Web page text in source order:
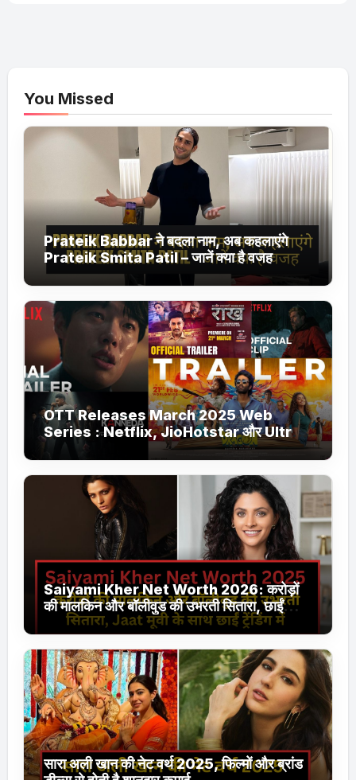
You Missed
Prateik Babbar ने बदला नाम, अब कहलाएंगे
Prateik Smita Patil – जानें क्या है वजह
OTT Releases March 2025 Web
Series : Netflix, JioHotstar और Ultra
Jhakaas पर नई वेब सीरीज और फिल्में
Saiyami Kher Net Worth 2026: करोड़ों
की मालकिन और बॉलीवुड की उभरती सितारा, छाईं
ट्रेंडिंग में
सारा अली खान की नेट वर्थ 2025, फिल्मों और ब्रांड